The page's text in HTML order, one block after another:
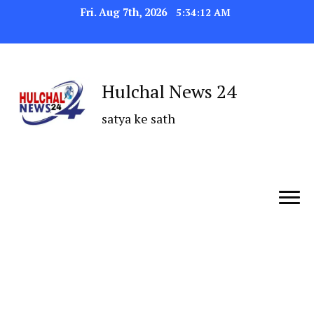
Fri. Aug 7th, 2026 5:34:12 AM
Hulchal News 24
satya ke sath